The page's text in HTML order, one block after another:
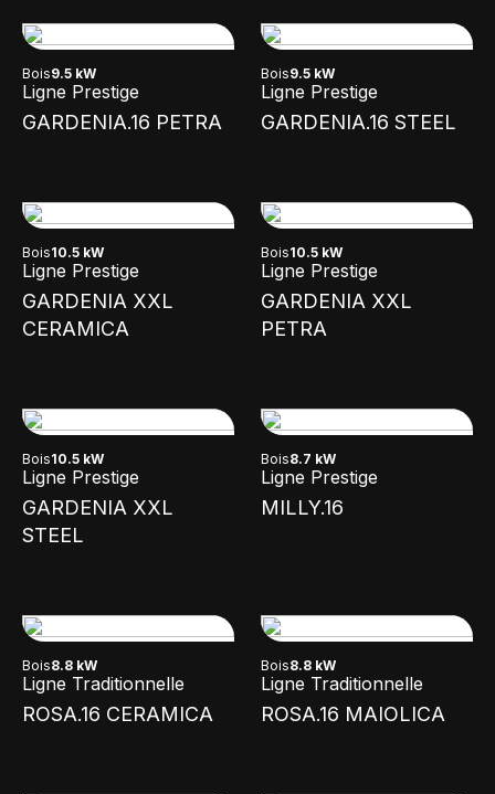
Bois9.5 kW
Ligne Prestige
GARDENIA.16 PETRA
Bois9.5 kW
Ligne Prestige
GARDENIA.16 STEEL
Bois10.5 kW
Ligne Prestige
GARDENIA XXL
CERAMICA
Bois10.5 kW
Ligne Prestige
GARDENIA XXL
PETRA
Bois10.5 kW
Ligne Prestige
GARDENIA XXL
STEEL
Bois8.7 kW
Ligne Prestige
MILLY.16
Bois8.8 kW
Ligne Traditionnelle
ROSA.16 CERAMICA
Bois8.8 kW
Ligne Traditionnelle
ROSA.16 MAIOLICA